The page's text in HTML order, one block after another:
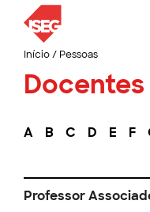
Início/ Pessoas
Docentes
A B C D E F
Professor